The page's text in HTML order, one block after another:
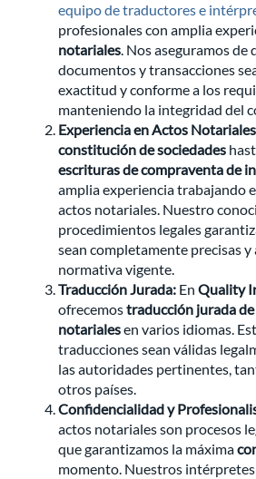
equipo de traductores e
profesionales con amplia
notariales. Nos aseguramos de
documentos y transacciones
exactitud y conforme a los
manteniendo la integridad del
Experiencia en Actos
constitución de sociedades
escrituras de compraventa de
amplia experiencia trabajando
actos notariales. Nuestro
procedimientos legales
sean completamente precisas y
normativa vigente.
Traducción Jurada: En Quality
ofrecemostraducción jurada
notarialesen varios idiomas.
traducciones sean válidas
las autoridades pertinentes,
otros países.
Confidencialidad y
actos notariales son procesos
que garantizamos la máxima
momento. Nuestros